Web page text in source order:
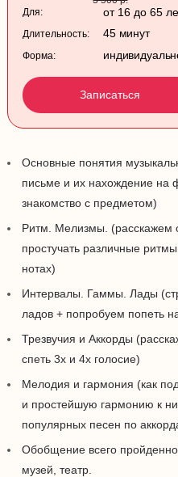
Для:
от 16 до 65
Длительность: 45 минут
Форма:
Записаться
Основные понятия
письме и их нахождение на
знакомство с предметом)
Ритм. Мелизмы. (расскажем
простучать различные
нотах)
Интервалы. Гаммы. Лады
ладов + попробуем попеть
Трезвучия и Аккорды
спеть 3х и 4х голосие)
Мелодия и гармония (как
и простейшую гармонию к
популярных песен по
Обобщение всего
музей, театр